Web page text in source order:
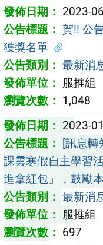
2023-
賀!! 公
獲獎名單
最新消
服推組
1,048
2023-
[訊息
課雲寒假自主學習
進拿紅包」，鼓勵
最新消
服推組
697